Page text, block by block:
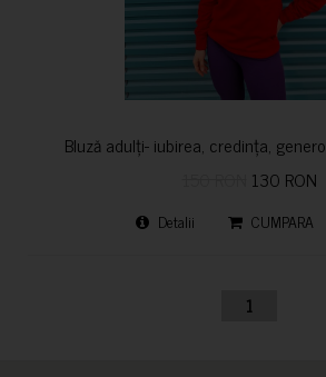
Bluză adulți- iubirea, credința,
130 RON
Detalii CUMPARA
1